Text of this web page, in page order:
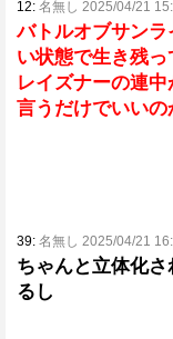
12: 名無し 2025/04/21
バトルオブサン
い状態で生き残
レイズナーの連
言うだけでいいの
39: 名無し 2025/04/21
ちゃんと立体化
るし